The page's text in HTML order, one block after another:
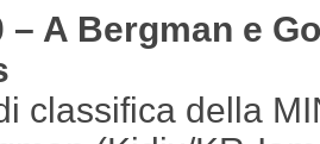
– A Bergman e
classifica della